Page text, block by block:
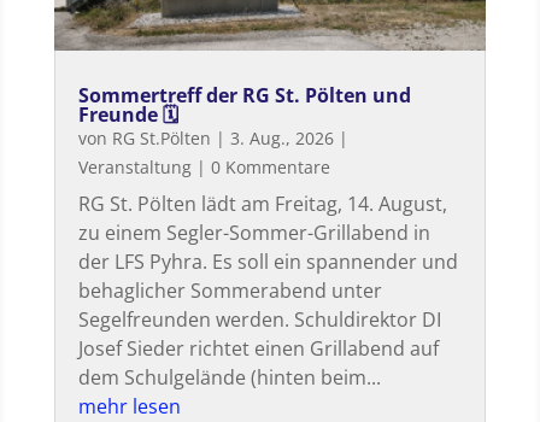
Sommertreff der RG St. Pölten und
Freunde 🗓
von RG St.Pölten | 3. Aug., 2026|
Veranstaltung| 0 Kommentare
RG St. Pölten lädt am Freitag, 14. August,
zu einem Segler-Sommer-Grillabend in
der LFS Pyhra. Es soll ein spannender und
behaglicher Sommerabend unter
Segelfreunden werden. Schuldirektor DI
Josef Sieder richtet einen Grillabend auf
dem Schulgelände (hinten beim...
mehr lesen